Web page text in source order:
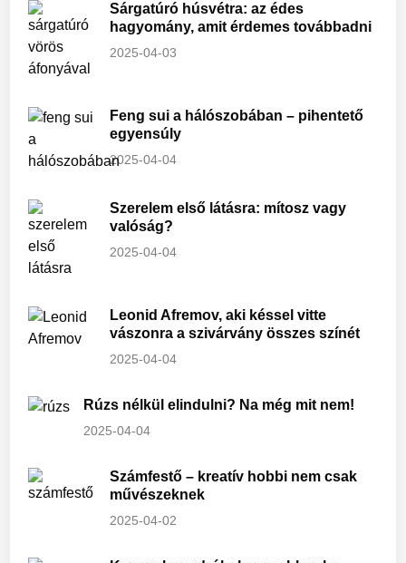
Sárgatúró húsvétra: az édes
hagyomány, amit érdemes továbbadni
2025-04-03
Feng sui a hálószobában – pihentető
egyensúly
2025-04-04
Szerelem első látásra: mítosz vagy
valóság?
2025-04-04
Leonid Afremov, aki késsel vitte
vászonra a szivárvány összes színét
2025-04-04
Rúzs nélkül elindulni? Na még mit nem!
2025-04-04
Számfestő – kreatív hobbi nem csak
művészeknek
2025-04-02